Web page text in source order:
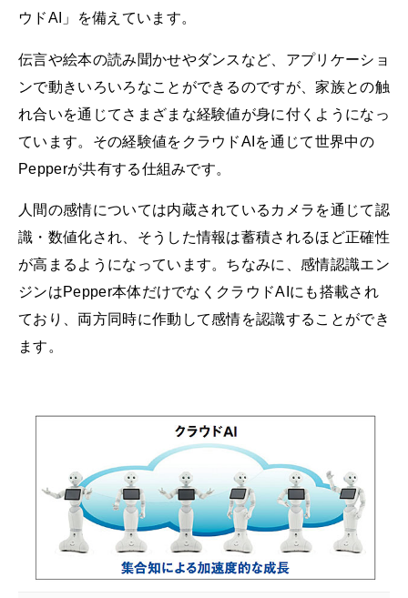
ウドAI」を備えています。
伝言や絵本の読み聞かせやダンスなど、アプリケーショ
ンで動きいろいろなことができるのですが、家族との触
れ合いを通じてさまざまな経験値が身に付くようになっ
ています。その経験値をクラウドAIを通じて世界中の
Pepperが共有する仕組みです。
人間の感情については内蔵されているカメラを通じて認
識・数値化され、そうした情報は蓄積されるほど正確性
が高まるようになっています。ちなみに、感情認識エン
ジンはPepper本体だけでなくクラウドAIにも搭載され
ており、両方同時に作動して感情を認識することができ
ます。